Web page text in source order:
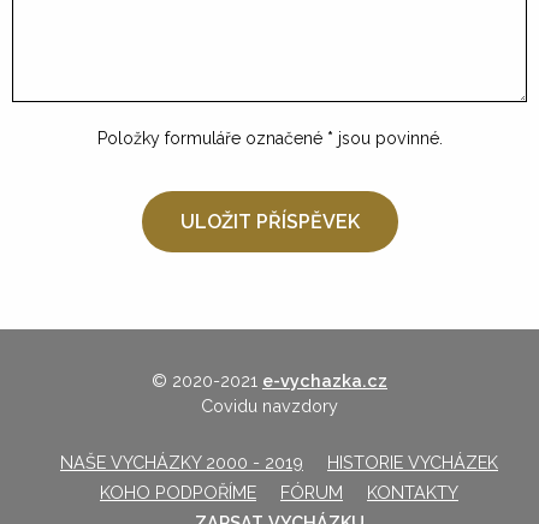
Položky formuláře označené * jsou povinné.
© 2020-2021 e-vychazka.cz
Covidu navzdory
NAŠE VYCHÁZKY 2000 - 2019
HISTORIE VYCHÁZEK
KOHO PODPOŘÍME
FÓRUM
KONTAKTY